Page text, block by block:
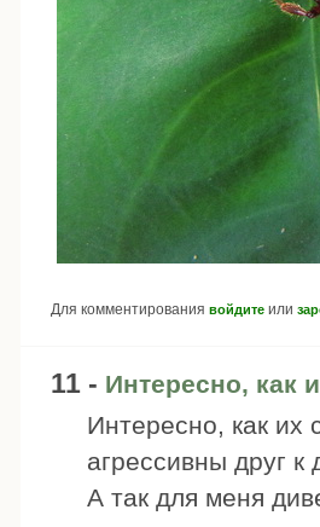
Для комментирования войдите или
11 - Интересно, как
Интересно, как их
агрессивны друг к
А так для меня